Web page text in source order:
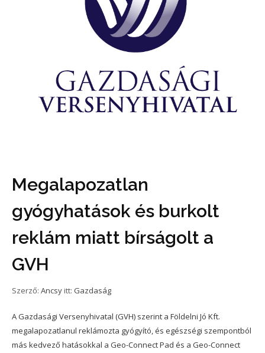
Megalapozatlan
gyógyhatások és burkolt
reklám miatt bírságolt a
GVH
Szerző: Ancsy itt: Gazdaság
A Gazdasági Versenyhivatal (GVH) szerint a Földelni Jó Kft.
megalapozatlanul reklámozta gyógyító, és egészségi szempontból
más kedvező hatásokkal a Geo-Connect Pad és a Geo-Connect